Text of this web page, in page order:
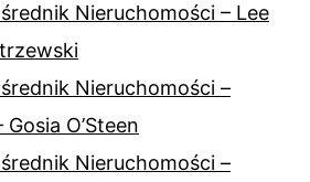
Nieruchomości – Lee
Nieruchomości –
O’Steen
Nieruchomości –